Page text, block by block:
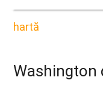
hartă
Washington